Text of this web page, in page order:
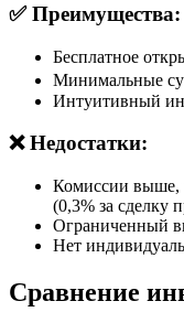
✅ Преимущества:
Бесплатное
Минимальные
Интуитивный
❌ Недостатки:
Комиссии выше,
(0,3% за сделку
Ограниченный
Нет
Сравнение